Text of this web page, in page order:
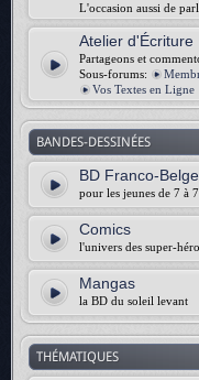
L'occasion aussi de
Atelier d'Écriture
Partageons et
Sous-forums:
Vos Textes en Ligne
BANDES-DESSINÉES
BD Franco-Belge
pour les jeunes de 7 à
Comics
l'univers des super-
Mangas
la BD du soleil levant
THÉMATIQUES